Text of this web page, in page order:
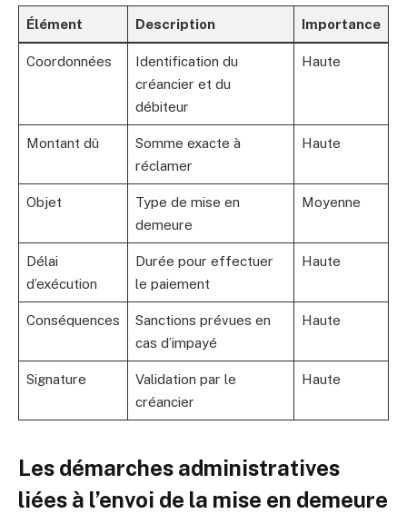
Élément Description Importance
Coordonnées
Identification du
créancier et du
débiteur
Haute
Montant dû
Somme exacte à
réclamer
Haute
Objet
Type de mise en
demeure
Moyenne
Délai
d’exécution
Durée pour effectuer
le paiement
Haute
Conséquences
Sanctions prévues en
cas d’impayé
Haute
Signature
Validation par le
créancier
Haute
Les démarches administratives
liées à l’envoi de la mise en demeure